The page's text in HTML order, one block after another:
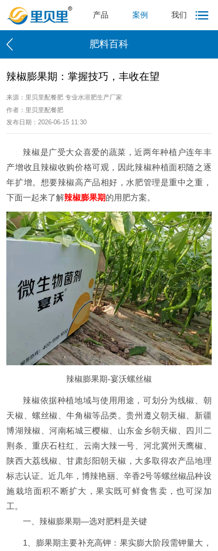
产品 案例 我们
肥料百科
辣椒膨果期：掌握技巧，丰收在望
来源：里贝里配餐肥 专业水溶肥生产厂家
作者：里贝里配餐肥
发布日期：2026-06-15 11:30
辣椒是广受大众喜爱的蔬菜，近两年种植户连年丰
产增收且辣椒收购价格可观，因此辣椒种植面积随之逐
年扩增。想要辣椒高产品相好，水肥管理是重中之重，
下面一起来了解辣椒膨果期的用肥方案。
辣椒膨果期-宴沃螺丝椒
辣椒依据种植地域与使用用途，可划分为线椒、朝
天椒、螺丝椒、牛角椒等品类。贵州遵义朝天椒、新疆
博湖辣椒、河南柘城三樱椒、山东金乡朝天椒、四川二
荆条、重庆石柱红、云南大辣一号、河北冀州天鹰椒、
陕西大荔线椒、甘肃彭阳朝天椒‌，大多取得农产品地理
标志认证。近几年，博辣艳丽、辛香2号等螺丝椒品种设
施栽培面积不断扩大，果实既可鲜食售卖，也可深加
工。
一、辣椒膨果期—选对肥料是关键
1、膨果期主要补充高钾‌：果实膨大阶段需钾量大，